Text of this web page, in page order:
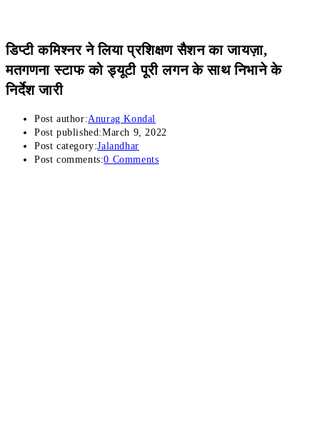
डिप्टी कमिश्नर ने लिया प्रशिक्षण सैशन का जायज़ा,
मतगणना स्टाफ को ड्यूटी पूरी लगन के साथ निभाने के
निर्देश जारी
Post author:Anurag Kondal
Post published:March 9, 2022
Post category:Jalandhar
Post comments:0 Comments